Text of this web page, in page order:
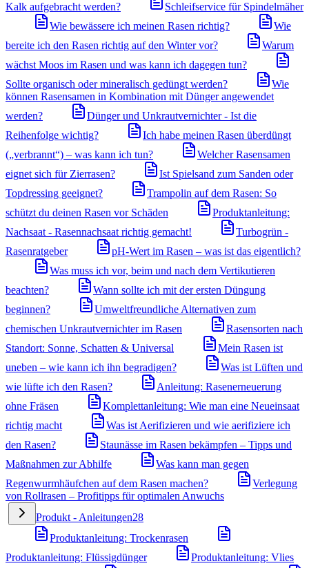
Kalk aufgebracht werden?
Schleifservice für Spindelmäher
Wie bewässere ich meinen Rasen richtig?
Wie
bereite ich den Rasen richtig auf den Winter vor?
Warum
wächst Moos im Rasen und was kann ich dagegen tun?
Sollte organisch oder mineralisch gedüngt werden?
Wie
können Rasensamen in Kombination mit Dünger angewendet
werden?
Dünger und Unkrautvernichter - Ist die
Reihenfolge wichtig?
Ich habe meinen Rasen überdüngt
(„verbrannt“) – was kann ich tun?
Welcher Rasensamen
eignet sich für Zierrasen?
Ist Spielsand zum Sanden oder
Topdressing geeignet?
Trampolin auf dem Rasen: So
schützt du deinen Rasen vor Schäden
Produktanleitung:
Nachsaat - Rasennachsaat richtig gemacht!
Turbogrün -
Rasenratgeber
pH-Wert im Rasen – was ist das eigentlich?
Was muss ich vor, beim und nach dem Vertikutieren
beachten?
Wann sollte ich mit der ersten Düngung
beginnen?
Umweltfreundliche Alternativen zum
chemischen Unkrautvernichter im Rasen
Rasensorten nach
Standort: Sonne, Schatten & Universal
Mein Rasen ist
uneben – wie kann ich ihn begradigen?
Was ist Lüften und
wie lüfte ich den Rasen?
Anleitung: Rasenerneuerung
ohne Fräsen
Komplettanleitung: Wie man eine Neueinsaat
richtig macht
Was ist Aerifizieren und wie aerifiziere ich
den Rasen?
Staunässe im Rasen bekämpfen – Tipps und
Maßnahmen zur Abhilfe
Was kann man gegen
Regenwurmhäufchen auf dem Rasen machen?
Verlegung
von Rollrasen – Profitipps für optimalen Anwuchs
Produkt - Anleitungen28
Produktanleitung: Trockenrasen
Produktanleitung: Flüssigdünger
Produktanleitung: Vlies